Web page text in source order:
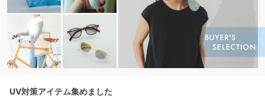
UV対策アイテム集めました